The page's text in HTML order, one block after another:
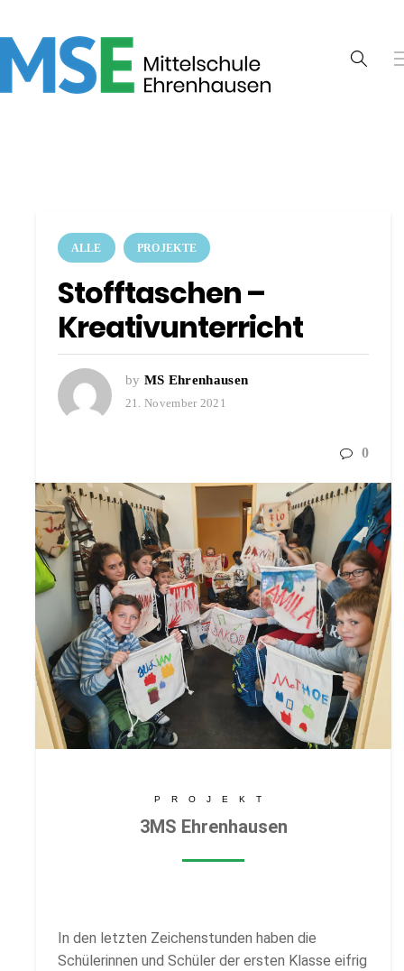
ALLE PROJEKTE
Stofftaschen –
Kreativunterricht
by MS Ehrenhausen
21. November 2021
0
PROJEKT
3MS Ehrenhausen
In den letzten Zeichenstunden haben die
Schülerinnen und Schüler der ersten Klasse eifrig